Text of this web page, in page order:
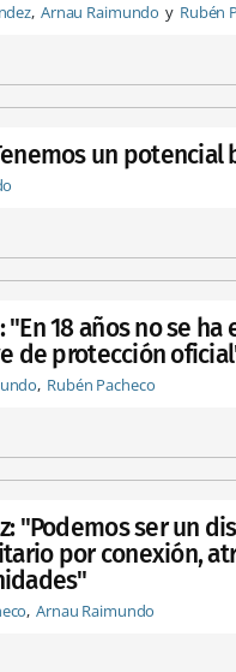
Arnau Raimundo Rubén
un potencial
"En 18 años no se
de protección
Rubén Pacheco
"Podemos ser un
por conexión,
Arnau Raimundo